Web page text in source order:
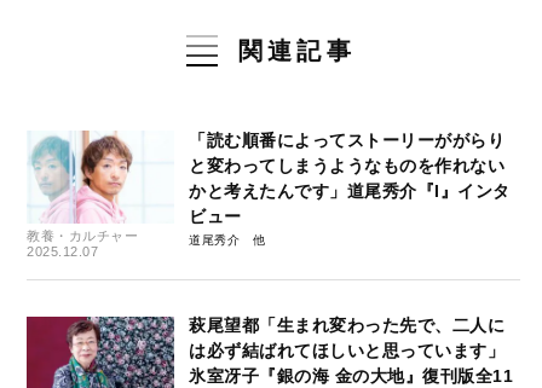
関連記事
教養・カルチャー
2025.12.07
「読む順番によってストーリーががらり
と変わってしまうようなものを作れない
かと考えたんです」道尾秀介『I』インタ
ビュー
道尾秀介
萩尾望都「生まれ変わった先で、二人に
は必ず結ばれてほしいと思っています」
氷室冴子『銀の海 金の大地』復刊版全11